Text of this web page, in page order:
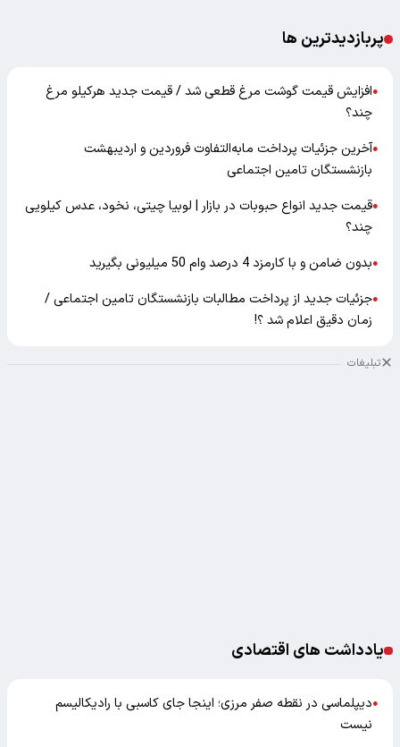
پربازدیدترین ها
●افزایش قیمت گوشت مرغ قطعی شد / قیمت جدید هرکیلو مرغ
چند؟
●آخرین جزئیات پرداخت مابه‌التفاوت فروردین و اردیبهشت
بازنشستگان تامین اجتماعی
●قیمت جدید انواع حبوبات در بازار | لوبیا چیتی، نخود، عدس کیلویی
چند؟
●بدون ضامن و با کارمزد 4 درصد وام 50 میلیونی بگیرید
●جزئیات جدید از پرداخت مطالبات بازنشستگان تامین اجتماعی /
زمان دقیق اعلام شد ؟!
تبلیغات
یادداشت های اقتصادی
●دیپلماسی در نقطه صفر مرزی؛ اینجا جای کاسبی با رادیکالیسم
نیست